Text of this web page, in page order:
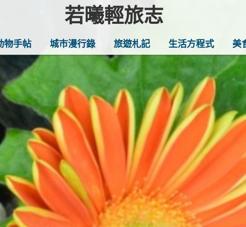
若曦輕旅志
歡迎訪問若曦輕旅志——打造你的質感生
家妙招、最地道的美食推薦，還有暖心
小確幸，讓
物手帖 城市漫行錄 旅遊札記 生活方程式 美